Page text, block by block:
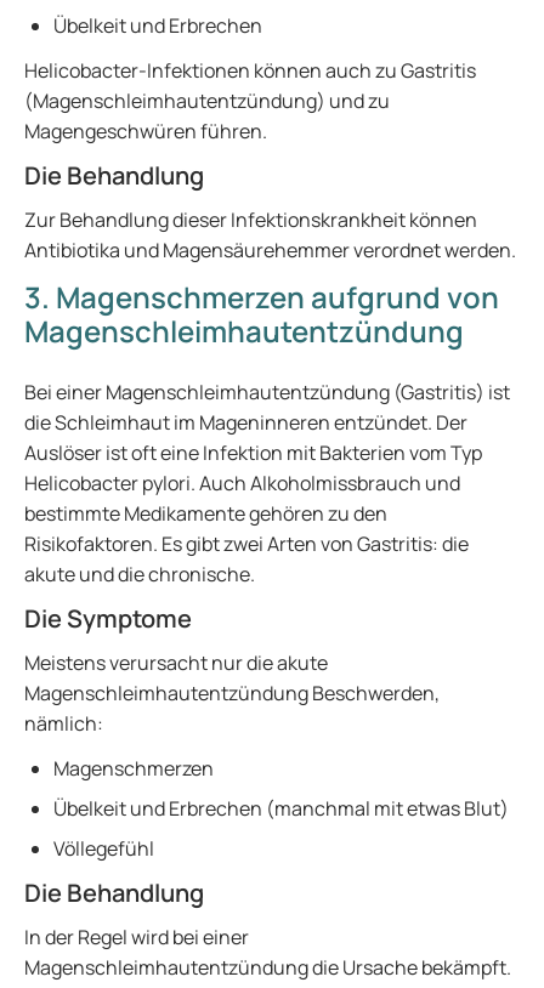
Übelkeit und Erbrechen
Helicobacter-Infektionen können auch zu Gastritis
(Magenschleimhautentzündung) und zu
Magengeschwüren führen.
Die Behandlung
Zur Behandlung dieser Infektionskrankheit können
Antibiotika und Magensäurehemmer verordnet werden.
3. Magenschmerzen aufgrund von
Magenschleimhautentzündung
Bei einer Magenschleimhautentzündung (Gastritis) ist
die Schleimhaut im Mageninneren entzündet. Der
Auslöser ist oft eine Infektion mit Bakterien vom Typ
Helicobacter pylori. Auch Alkoholmissbrauch und
bestimmte Medikamente gehören zu den
Risikofaktoren. Es gibt zwei Arten von Gastritis: die
akute und die chronische.
Die Symptome
Meistens verursacht nur die akute
Magenschleimhautentzündung Beschwerden,
nämlich:
Magenschmerzen
Übelkeit und Erbrechen (manchmal mit etwas Blut)
Völlegefühl
Die Behandlung
In der Regel wird bei einer
Magenschleimhautentzündung die Ursache bekämpft.